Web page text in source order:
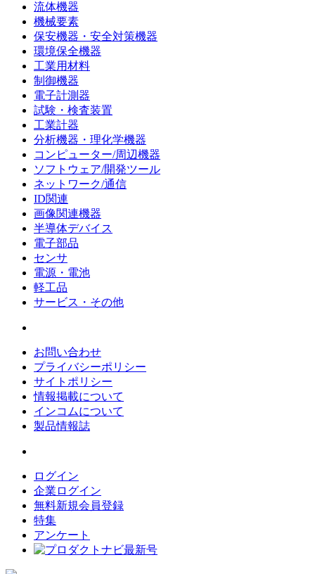
流体機器
機械要素
保安機器・安全対策機器
環境保全機器
工業用材料
制御機器
電子計測器
試験・検査装置
工業計器
分析機器・理化学機器
コンピューター/周辺機器
ソフトウェア/開発ツール
ネットワーク/通信
ID関連
画像関連機器
半導体デバイス
電子部品
センサ
電源・電池
軽工品
サービス・その他
お問い合わせ
プライバシーポリシー
サイトポリシー
情報掲載について
インコムについて
製品情報誌
ログイン
企業ログイン
無料新規会員登録
特集
アンケート